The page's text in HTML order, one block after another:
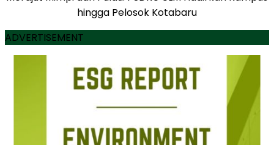
hingga Pelosok Kotabaru
ADVERTISEMENT